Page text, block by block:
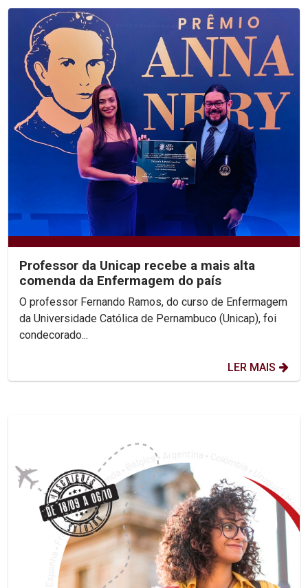
Professor da Unicap recebe a mais alta
comenda da Enfermagem do país
O professor Fernando Ramos, do curso de Enfermagem
da Universidade Católica de Pernambuco (Unicap), foi
condecorado...
LER MAIS